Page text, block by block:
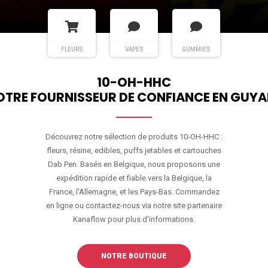
FLEURS VAPES GUMMIES
10-OH-HHC
FOURNISSEUR DE CONFIANCE EN
Découvrez notre sélection de produits 10-OH-HHC :
fleurs, résine, edibles, puffs jetables et cartouches
Dab Pen. Basés en Belgique, nous proposons une
expédition rapide et fiable vers la Belgique, la
France, l'Allemagne, et les Pays-Bas. Commandez
en ligne ou contactez-nous via notre site partenaire
Kanaflow pour plus d'informations.
NOTRE BOUTIQUE